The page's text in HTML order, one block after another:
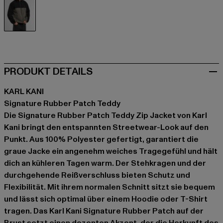
PRODUKT DETAILS
KARL KANI
Signature Rubber Patch Teddy
Die Signature Rubber Patch Teddy Zip Jacket von Karl
Kani bringt den entspannten Streetwear-Look auf den
Punkt. Aus 100% Polyester gefertigt, garantiert die
graue Jacke ein angenehm weiches Tragegefühl und hält
dich an kühleren Tagen warm. Der Stehkragen und der
durchgehende Reißverschluss bieten Schutz und
Flexibilität. Mit ihrem normalen Schnitt sitzt sie bequem
und lässt sich optimal über einem Hoodie oder T-Shirt
tragen. Das Karl Kani Signature Rubber Patch auf der